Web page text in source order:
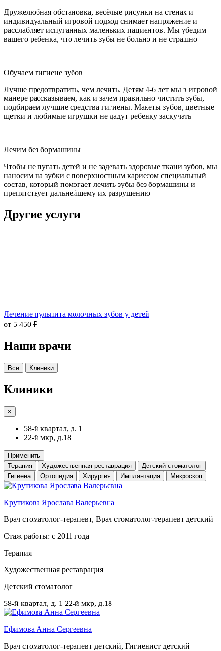
Дружелюбная обстановка, весёлые рисунки на стенах и
индивидуальный игровой подход снимает напряжение и
расслабляет испуганных маленьких пациентов. Мы убедим
вашего ребенка, что лечить зубы не больно и не страшно
Обучаем гигиене зубов
Лучше предотвратить, чем лечить. Детям 4-6 лет мы в игровой
манере рассказываем, как и зачем правильно чистить зубы,
подбираем лучшие средства гигиены. Макеты зубов, цветные
щетки и любимые игрушки не дадут ребенку заскучать
Лечим без бормашины
Чтобы не пугать детей и не задевать здоровые ткани зубов, мы
наносим на зубки с поверхностным кариесом специальный
состав, который помогает лечить зубы без бормашины и
препятствует дальнейшему их разрушению
Другие услуги
Лечение пульпита молочных зубов у детей
от 5 450 ₽
Наши врачи
Все Клиники
Клиники
×
58-й квартал, д. 1
22-й мкр, д.18
Применить
Терапия
Художественная реставрация
Детский стоматолог
Гигиена
Ортопедия Хирургия Имплантация Микроскоп
Крутикова Ярослава Валерьевна
Врач стоматолог-терапевт, Врач стоматолог-терапевт детский
Стаж работы: с 2011 года
Терапия
Художественная реставрация
Детский стоматолог
58-й квартал, д. 1 22-й мкр, д.18
Ефимова Анна Сергеевна
Врач стоматолог-терапевт детский, Гигиенист детский